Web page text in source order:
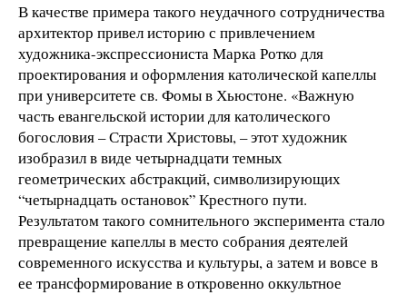
В качестве примера такого неудачного сотрудничества
архитектор привел историю с привлечением
художника-экспрессиониста Марка Ротко для
проектирования и оформления католической капеллы
при университете св. Фомы в Хьюстоне. «Важную
часть евангельской истории для католического
богословия – Страсти Христовы, – этот художник
изобразил в виде четырнадцати темных
геометрических абстракций, символизирующих
“четырнадцать остановок” Крестного пути.
Результатом такого сомнительного эксперимента стало
превращение капеллы в место собрания деятелей
современного искусства и культуры, а затем и вовсе в
ее трансформирование в откровенно оккультное